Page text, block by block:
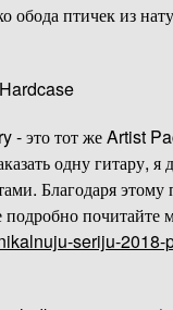
обода птичек из
- это тот же Artist
одну гитару, я
Благодаря этому
почитайте
seriju-